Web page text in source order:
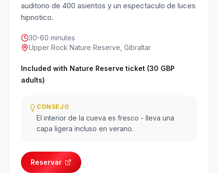
auditorio de 400 asientos y un espectaculo de luces
hipnotico.
30-60 minutes
Upper Rock Nature Reserve, Gibraltar
Included with Nature Reserve ticket (30 GBP
adults)
CONSEJO
El interior de la cueva es fresco - lleva una
capa ligera incluso en verano.
Reservar